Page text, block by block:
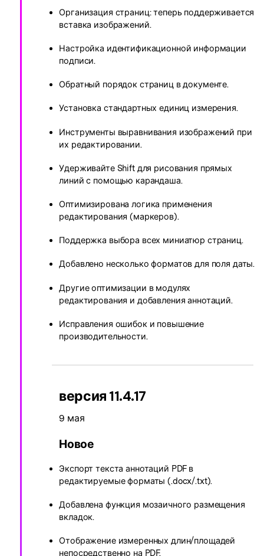
Организация страниц: теперь поддерживается
вставка изображений.
Настройка идентификационной информации
подписи.
Обратный порядок страниц в документе.
Установка стандартных единиц измерения.
Инструменты выравнивания изображений при
их редактировании.
Удерживайте Shift для рисования прямых
линий с помощью карандаша.
Оптимизирована логика применения
редактирования (маркеров).
Поддержка выбора всех миниатюр страниц.
Добавлено несколько форматов для поля даты.
Другие оптимизации в модулях
редактирования и добавления аннотаций.
Исправления ошибок и повышение
производительности.
версия 11.4.17
9 мая
Новое
Экспорт текста аннотаций PDF в
редактируемые форматы (.docx/.txt).
Добавлена функция мозаичного размещения
вкладок.
Отображение измеренных длин/площадей
непосредственно на PDF.